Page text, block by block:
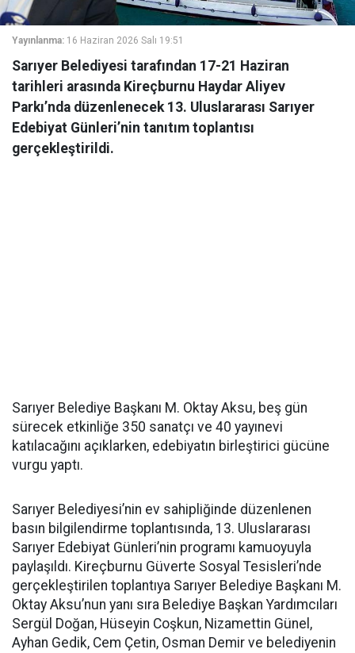
Yayınlanma: 16 Haziran 2026 Salı 19:51
Sarıyer Belediyesi tarafından 17-21 Haziran
tarihleri arasında Kireçburnu Haydar Aliyev
Parkı’nda düzenlenecek 13. Uluslararası Sarıyer
Edebiyat Günleri’nin tanıtım toplantısı
gerçekleştirildi.
Sarıyer Belediye Başkanı M. Oktay Aksu, beş gün
sürecek etkinliğe 350 sanatçı ve 40 yayınevi
katılacağını açıklarken, edebiyatın birleştirici gücüne
vurgu yaptı.
Sarıyer Belediyesi’nin ev sahipliğinde düzenlenen
basın bilgilendirme toplantısında, 13. Uluslararası
Sarıyer Edebiyat Günleri’nin programı kamuoyuyla
paylaşıldı. Kireçburnu Güverte Sosyal Tesisleri’nde
gerçekleştirilen toplantıya Sarıyer Belediye Başkanı M.
Oktay Aksu’nun yanı sıra Belediye Başkan Yardımcıları
Sergül Doğan, Hüseyin Coşkun, Nizamettin Günel,
Ayhan Gedik, Cem Çetin, Osman Demir ve belediyenin